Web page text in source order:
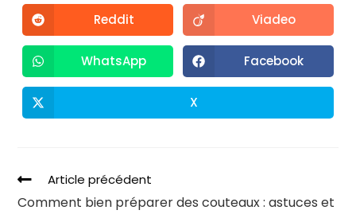
Reddit Viadeo
WhatsApp Facebook
X
Article précédent
Comment bien préparer des couteaux : astuces et